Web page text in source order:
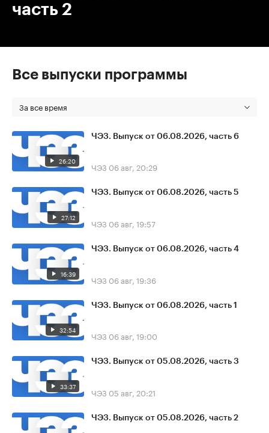
часть 2
Все выпуски программы
За все время
26:20
ЧЭЗ. Выпуск от 06.08.2026, часть 6
ЧЭЗ 06 авг, 20:29
27:12
ЧЭЗ. Выпуск от 06.08.2026, часть 5
ЧЭЗ 06 авг, 19:57
16:39
ЧЭЗ. Выпуск от 06.08.2026, часть 4
ЧЭЗ 06 авг, 19:36
32:54
ЧЭЗ. Выпуск от 06.08.2026, часть 1
ЧЭЗ 06 авг, 19:00
33:37
ЧЭЗ. Выпуск от 05.08.2026, часть 3
ЧЭЗ 05 авг, 20:21
ЧЭЗ. Выпуск от 05.08.2026, часть 2